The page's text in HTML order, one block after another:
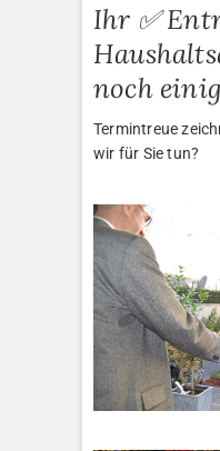
Ihr ✅
noch
Termintreue
wir für Sie tun?